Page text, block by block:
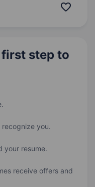
scaling its user
step to
recognize you.
your resume.
receive offers and